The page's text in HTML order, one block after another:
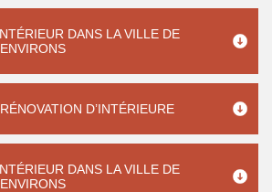
DANS LA VILLE DE
D’INTÉRIEURE
DANS LA VILLE DE